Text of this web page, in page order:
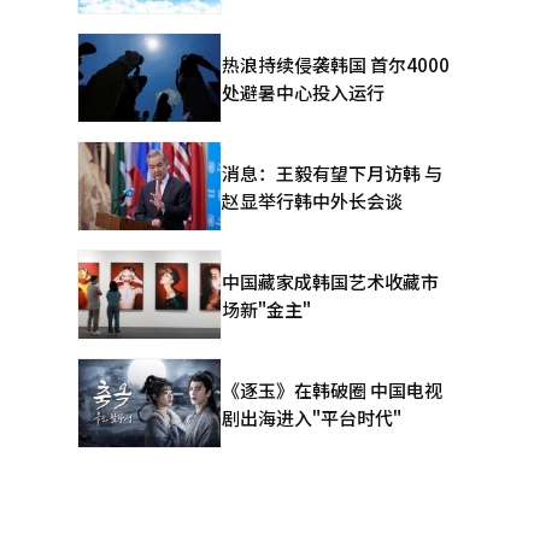
热浪持续侵袭韩国 首尔4000
处避暑中心投入运行
消息：王毅有望下月访韩 与
赵显举行韩中外长会谈
中国藏家成韩国艺术收藏市
场新"金主"
《逐玉》在韩破圈 中国电视
剧出海进入"平台时代"